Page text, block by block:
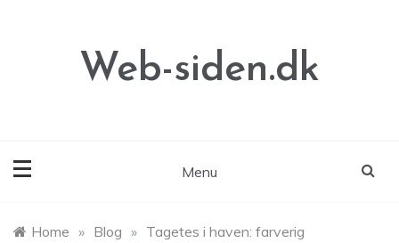
Web-siden.dk
Menu
Home » Blog » Tagetes i haven: farverig